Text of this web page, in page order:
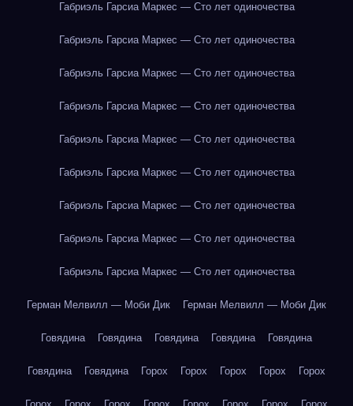
Габриэль Гарсиа Маркес — Сто лет одиночества
Габриэль Гарсиа Маркес — Сто лет одиночества
Габриэль Гарсиа Маркес — Сто лет одиночества
Габриэль Гарсиа Маркес — Сто лет одиночества
Габриэль Гарсиа Маркес — Сто лет одиночества
Габриэль Гарсиа Маркес — Сто лет одиночества
Габриэль Гарсиа Маркес — Сто лет одиночества
Габриэль Гарсиа Маркес — Сто лет одиночества
Габриэль Гарсиа Маркес — Сто лет одиночества
Герман Мелвилл — Моби Дик Герман Мелвилл — Моби Дик
Говядина Говядина Говядина Говядина Говядина
Говядина Говядина Горох Горох Горох Горох Горох